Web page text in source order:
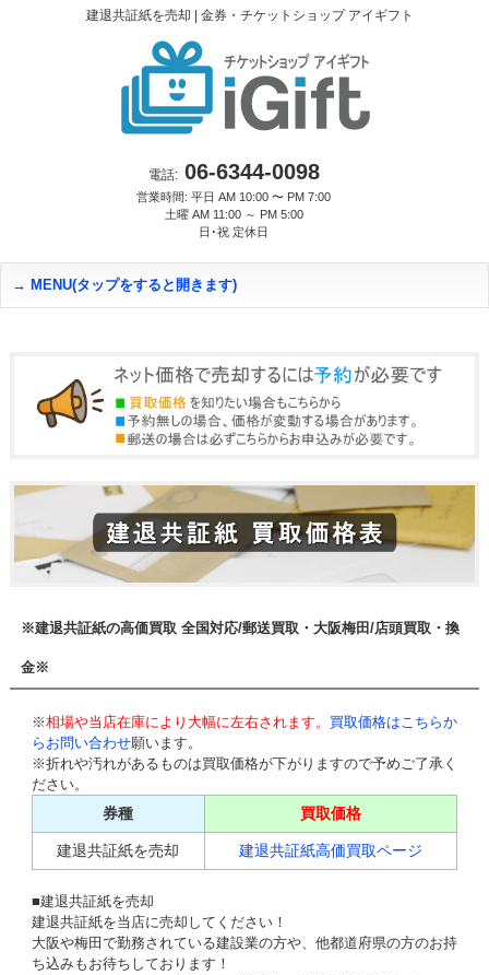
建退共証紙を売却 | 金券・チケットショップ アイギフト
電話:06-6344-0098
営業時間: 平日 AM 10:00 〜 PM 7:00
土曜 AM 11:00 ～ PM 5:00
日･祝 定休日
MENU(タップをすると開きます)
※建退共証紙の高価買取 全国対応/郵送買取・大阪梅田/店頭買取・換
金※
※相場や当店在庫により大幅に左右されます。 買取価格はこちらか
らお問い合わせ願います。
※折れや汚れがあるものは買取価格が下がりますので予めご了承く
ださい。
券種 買取価格
建退共証紙を売却 建退共証紙高価買取ページ
■建退共証紙を売却
建退共証紙を当店に売却してください！
大阪や梅田で勤務されている建設業の方や、他都道府県の方のお持
ち込みもお待ちしております！